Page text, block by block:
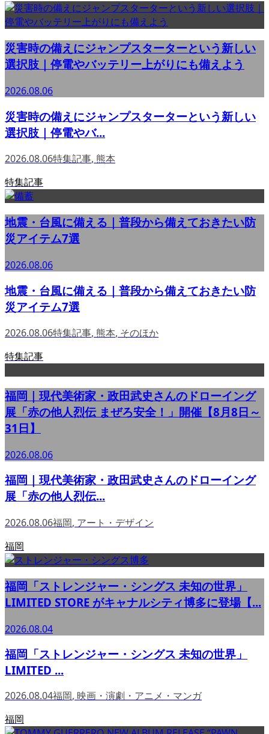
災害時の備えにジャンプスターターという新しい
選択肢｜停電やバッテリー上がりにも備えよう
2026.08.06
災害時の備えにジャンプスターターという新しい
選択肢｜停電やバ...
2026.08.06特集記事, 熊本
特集記事
地震・台風に備える｜普段から備えておきたい防
災アイテム7選
2026.08.06
地震・台風に備える｜普段から備えておきたい防
災アイテム7選
2026.08.06特集記事, 熊本, そのほか
特集記事
福岡｜現代美術家・政田武史さんのドローイング
展「赤の他人烈伝 まぜろ安全！」開催【8月8日～
31日】
2026.08.06
福岡｜現代美術家・政田武史さんのドローイング
展「赤の他人烈伝...
2026.08.06福岡, アート・デザイン
福岡
福岡「ストレンジャー・シングス 未知の世界」
LIMITED STORE がキャナルシティ博多に登場【...
2026.08.04
福岡「ストレンジャー・シングス 未知の世界」
LIMITED ...
2026.08.04福岡, 映画・演劇・アニメ・マンガ
福岡